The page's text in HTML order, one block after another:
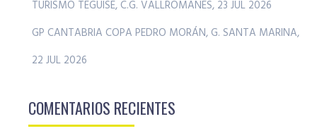
TURISMO TEGUISE, C.G. VALLROMANES, 23 JUL 2026
GP CANTABRIA COPA PEDRO MORÁN, G. SANTA MARINA,
22 JUL 2026
COMENTARIOS RECIENTES